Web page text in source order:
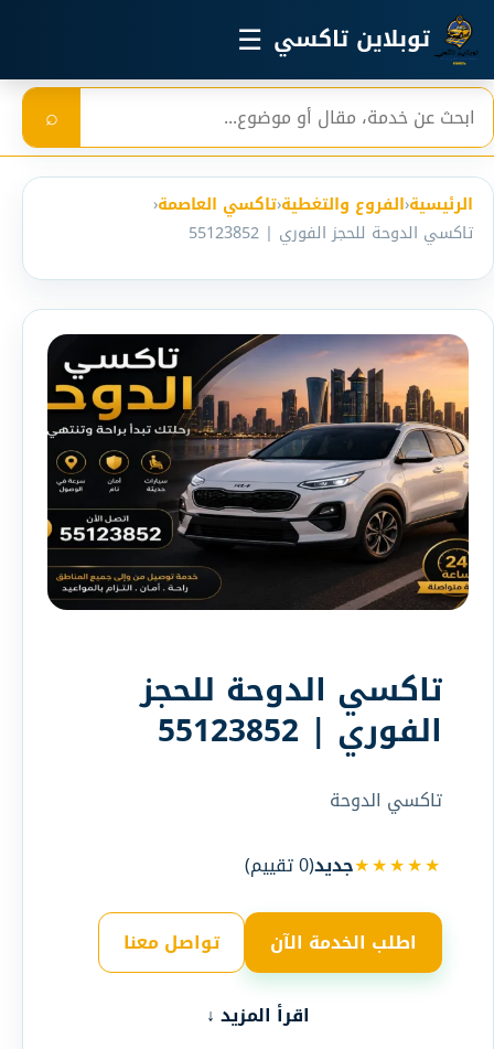
تخطي إلى المحتوى الرئيسي
توبلاين تاكسي ☰
بحث ⌕
الرئيسية‹الفروع والتغطية‹تاكسي العاصمة‹
تاكسي الدوحة للحجز الفوري | 55123852
تاكسي الدوحة للحجز
الفوري | 55123852
تاكسي الدوحة
★★★★★جديد(
0تقييم)
اطلب الخدمة الآن تواصل معنا
اقرأ المزيد ↓